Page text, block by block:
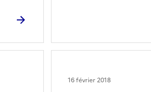
16 février 2018